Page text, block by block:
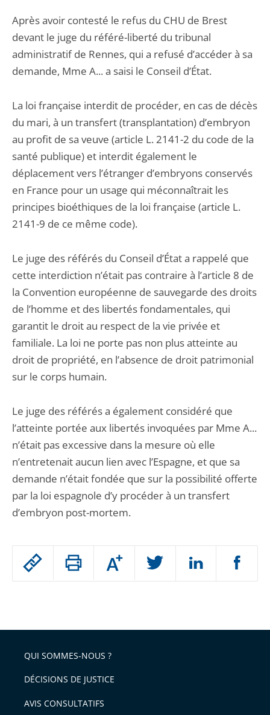
Passer
arriver
après
Augmenter
ou
l'article
pour
avant
Après avoir contesté le refus du CHU de Brest
devant le juge du référé-liberté du tribunal
administratif de Rennes, qui a refusé d’accéder à sa
demande, Mme A... a saisi le Conseil d’État.
La loi française interdit de procéder, en cas de décès
du mari, à un transfert (transplantation) d’embryon
au profit de sa veuve (article L. 2141-2 du code de la
santé publique) et interdit également le
déplacement vers l’étranger d’embryons conservés
en France pour un usage qui méconnaîtrait les
principes bioéthiques de la loi française (article L.
2141-9 de ce même code).
Le juge des référés du Conseil d’État a rappelé que
cette interdiction n’était pas contraire à l’article 8 de
la Convention européenne de sauvegarde des droits
de l’homme et des libertés fondamentales, qui
garantit le droit au respect de la vie privée et
familiale. La loi ne porte pas non plus atteinte au
droit de propriété, en l’absence de droit patrimonial
sur le corps humain.
Le juge des référés a également considéré que
l’atteinte portée aux libertés invoquées par Mme A...
n’était pas excessive dans la mesure où elle
n’entretenait aucun lien avec l’Espagne, et que sa
demande n’était fondée que sur la possibilité offerte
par la loi espagnole d’y procéder à un transfert
d’embryon post-mortem.
QUI SOMMES-NOUS ?
DÉCISIONS DE JUSTICE
AVIS CONSULTATIFS